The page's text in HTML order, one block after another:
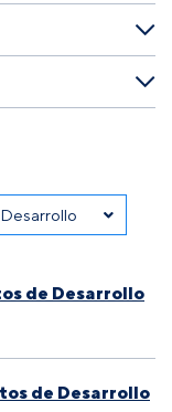
de Desarrollo
de Desarrollo